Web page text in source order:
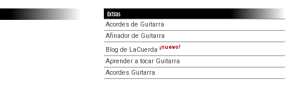
Extras
Acordes de Guitarra
Afinador de Guitarra
Blog de LaCuerda ¡nuevo!
Aprender a tocar Guitarra
Acordes Guitarra